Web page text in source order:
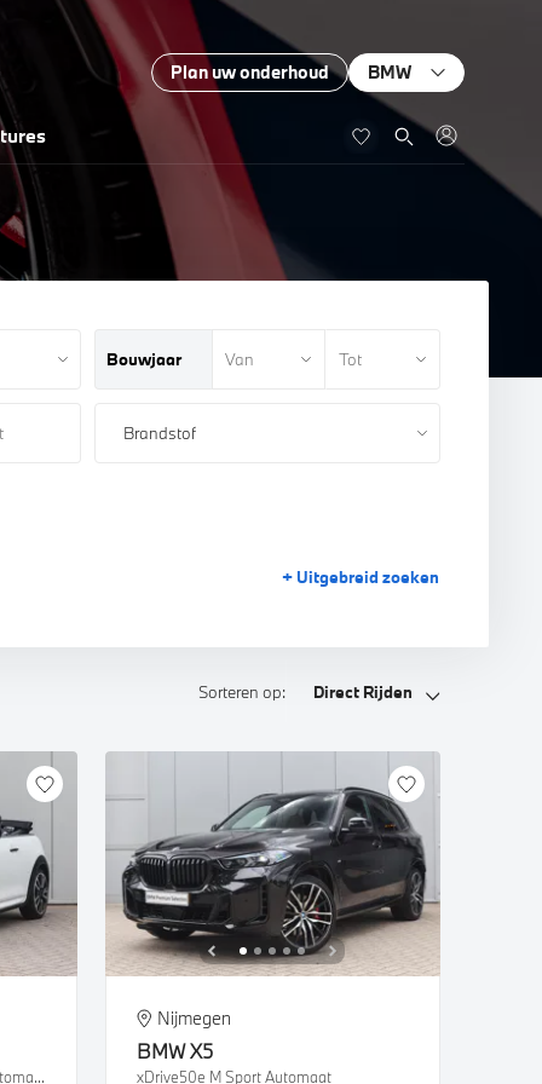
Plan uw onderhoud BMW
Bouwjaar
+ Uitgebreid zoeken
Sorteren op: Direct Rijden
Cooper S JCW Rockingham GT Automaat
Nijmegen
BMW X5
xDrive50e M Sport Automaat